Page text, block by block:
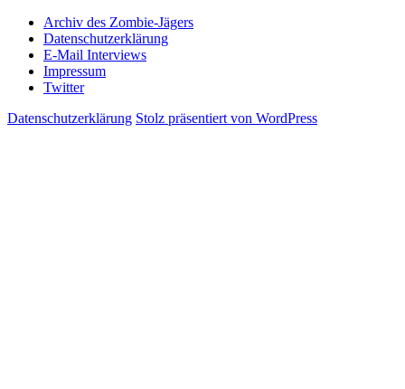
Archiv des Zombie-Jägers
Datenschutzerklärung
E-Mail Interviews
Impressum
Twitter
Datenschutzerklärung Stolz präsentiert von WordPress